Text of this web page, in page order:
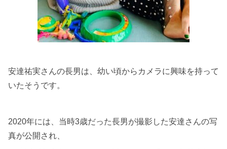
安達祐実さんの長男は、幼い頃からカメラに興味を持って
いたそうです。
2020年には、当時3歳だった長男が撮影した安達さんの写
真が公開され、